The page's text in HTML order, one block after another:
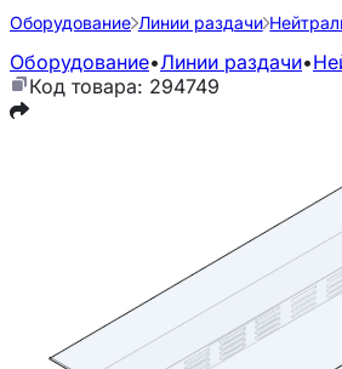
Оборудование Линии раздачи
Оборудование•Линии раздачи•
Код товара: 294749